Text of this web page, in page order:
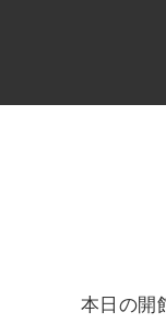
本日の開